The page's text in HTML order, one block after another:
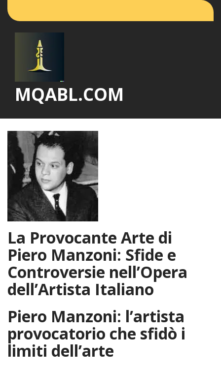
MQABL.COM
La Provocante Arte di
Piero Manzoni: Sfide e
Controversie nell’Opera
dell’Artista Italiano
Piero Manzoni: l’artista
provocatorio che sfidò i
limiti dell’arte